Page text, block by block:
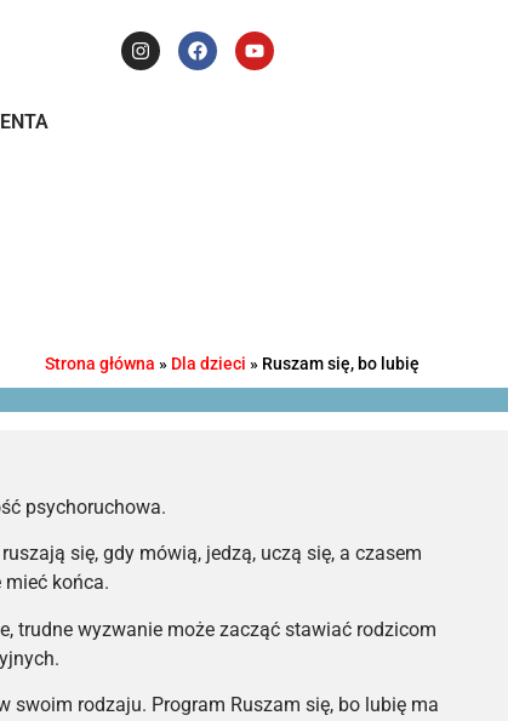
Strona główna » Dla dzieci » Ruszam się, bo lubię
psychoruchowa.
się, gdy mówią, jedzą, uczą się, a czasem
końca.
trudne wyzwanie może zacząć stawiać rodzicom
swoim rodzaju. Program Ruszam się, bo lubię ma